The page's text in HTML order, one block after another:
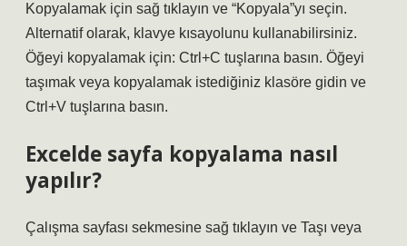
Kopyalamak için sağ tıklayın ve “Kopyala”yı seçin.
Alternatif olarak, klavye kısayolunu kullanabilirsiniz.
Öğeyi kopyalamak için: Ctrl+C tuşlarına basın. Öğeyi
taşımak veya kopyalamak istediğiniz klasöre gidin ve
Ctrl+V tuşlarına basın.
Excelde sayfa kopyalama nasıl
yapılır?
Çalışma sayfası sekmesine sağ tıklayın ve Taşı veya